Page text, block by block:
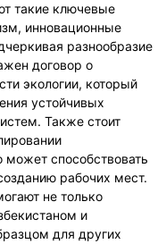
такие ключевые
инновационные
разнообразие
договор о
экологии, который
устойчивых
Также стоит
может способствовать
рабочих мест.
не только
и
для других